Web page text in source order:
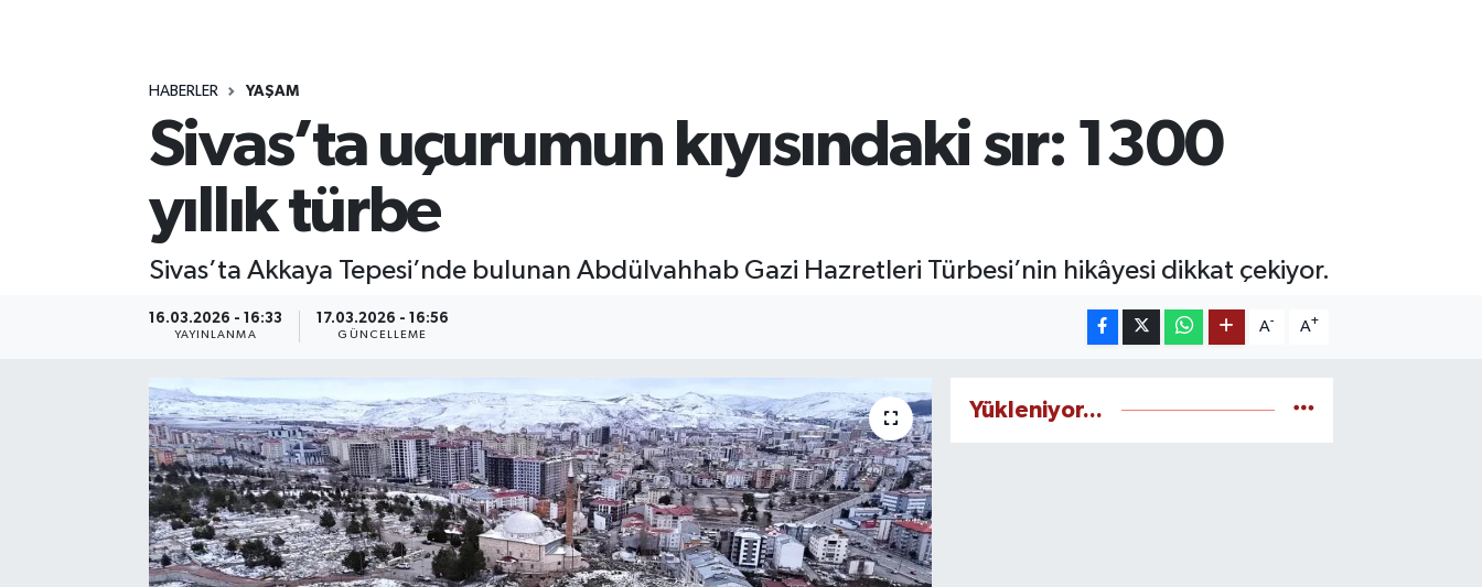
HABERLER YAŞAM
Sivas’ta uçurumun kıyısındaki sır: 1300
yıllık türbe
Sivas’ta Akkaya Tepesi’nde bulunan Abdülvahhab Gazi Hazretleri Türbesi’nin hikâyesi dikkat çekiyor.
16.03.2026 - 16:33
YAYINLANMA
17.03.2026 - 16:56
GÜNCELLEME
A- A+
Yükleniyor...
ÖZEL HABER
RESMİ İLANLAR
SOSYAL YARDIMLAR
TEKNOLOJİ